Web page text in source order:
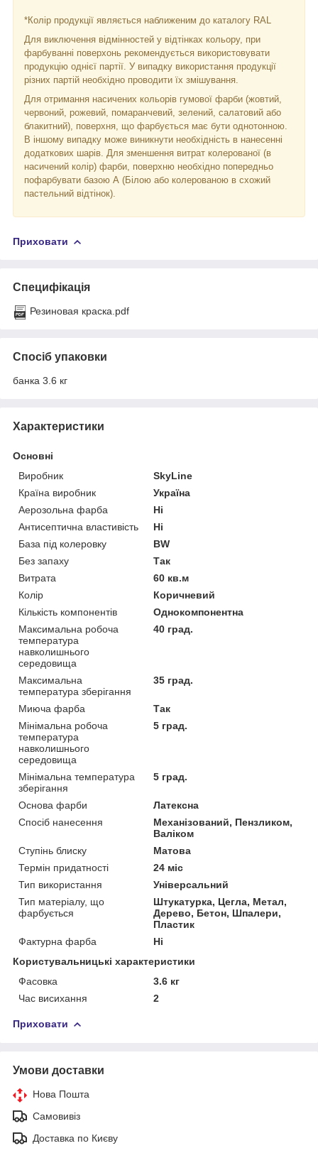
*Колір продукції являється наближеним до каталогу RAL
Для виключення відмінностей у відтінках кольору, при
фарбуванні поверхонь рекомендується використовувати
продукцію однієї партії. У випадку використання продукції
різних партій необхідно проводити їх змішування.
Для отримання насичених кольорів гумової фарби (жовтий,
червоний, рожевий, помаранчевий, зелений, салатовий або
блакитний), поверхня, що фарбується має бути однотонною.
В іншому випадку може виникнути необхідність в нанесенні
додаткових шарів. Для зменшення витрат колерованої (в
насичений колір) фарби, поверхню необхідно попередньо
пофарбувати базою А (Білою або колерованою в схожий
пастельний відтінок).
Приховати
Специфікація
Резиновая краска.pdf
Спосіб упаковки
банка 3.6 кг
Характеристики
Основні
Виробник
SkyLine
Країна виробник
Україна
Аерозольна фарба
Ні
Антисептична властивість
Ні
База під колеровку
BW
Без запаху
Так
Витрата
60 кв.м
Колір
Коричневий
Кількість компонентів
Однокомпонентна
Максимальна робоча
температура
навколишнього
середовища
40 град.
Максимальна
температура зберігання
35 град.
Миюча фарба
Так
Мінімальна робоча
температура
навколишнього
середовища
5 град.
Мінімальна температура
зберігання
5 град.
Основа фарби
Латексна
Спосіб нанесення
Механізований, Пензликом,
Валіком
Ступінь блиску
Матова
Термін придатності
24 міс
Тип використання
Універсальний
Тип матеріалу, що
фарбується
Штукатурка, Цегла, Метал,
Дерево, Бетон, Шпалери,
Пластик
Фактурна фарба
Ні
Користувальницькі характеристики
Фасовка
3.6 кг
Час висихання
2
Приховати
Умови доставки
Нова Пошта
Самовивіз
Доставка по Києву